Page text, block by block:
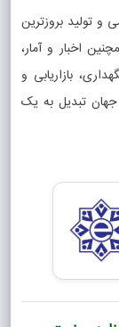
و تولید بروزترین
اخبار و آمار،
بازاریابی و
جهان تبدیل به یک